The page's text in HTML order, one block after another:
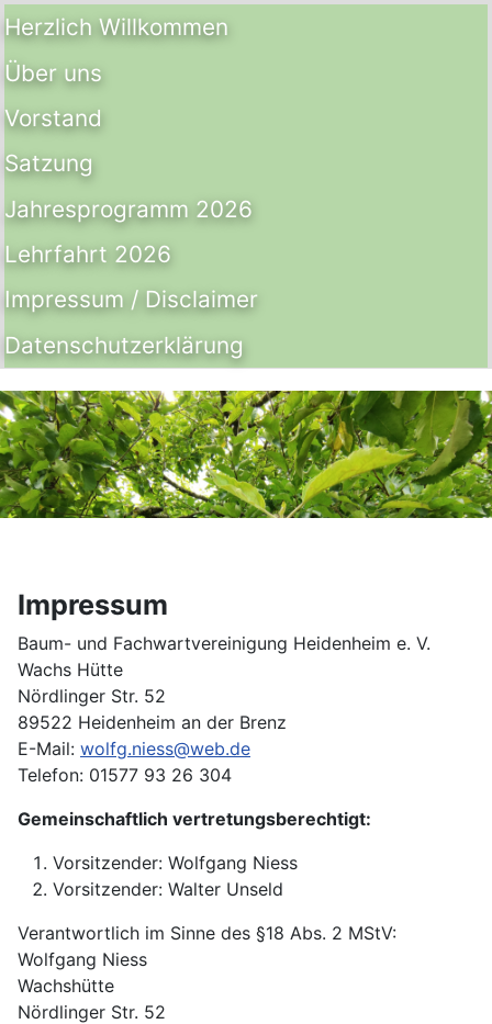
Herzlich Willkommen
Über uns
Vorstand
Satzung
Jahresprogramm 2026
Lehrfahrt 2026
Impressum / Disclaimer
Datenschutz­erklärung
Impressum
Baum- und Fachwartvereinigung Heidenheim e. V.
Wachs Hütte
Nördlinger Str. 52
89522 Heidenheim an der Brenz
E-Mail: wolfg.niess@web.de
Telefon: 01577 93 26 304
Gemeinschaftlich vertretungsberechtigt:
Vorsitzender: Wolfgang Niess
Vorsitzender: Walter Unseld
Verantwortlich im Sinne des §18 Abs. 2 MStV:
Wolfgang Niess
Wachshütte
Nördlinger Str. 52